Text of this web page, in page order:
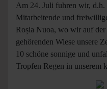
Am 24. Juli fuhren wir,
Mitarbeitende und
Roșia Nuoa, wo wir auf
gehörenden Wiese unsere
10 schöne sonnige und
Tropfen Regen in unserem